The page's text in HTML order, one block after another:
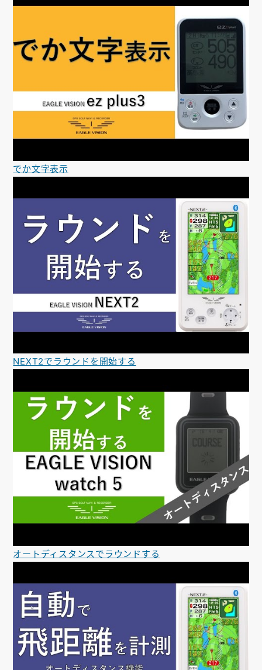
でか文字表示
NEXT2でラウンドを開始する
オートディスタンスでラウンドする